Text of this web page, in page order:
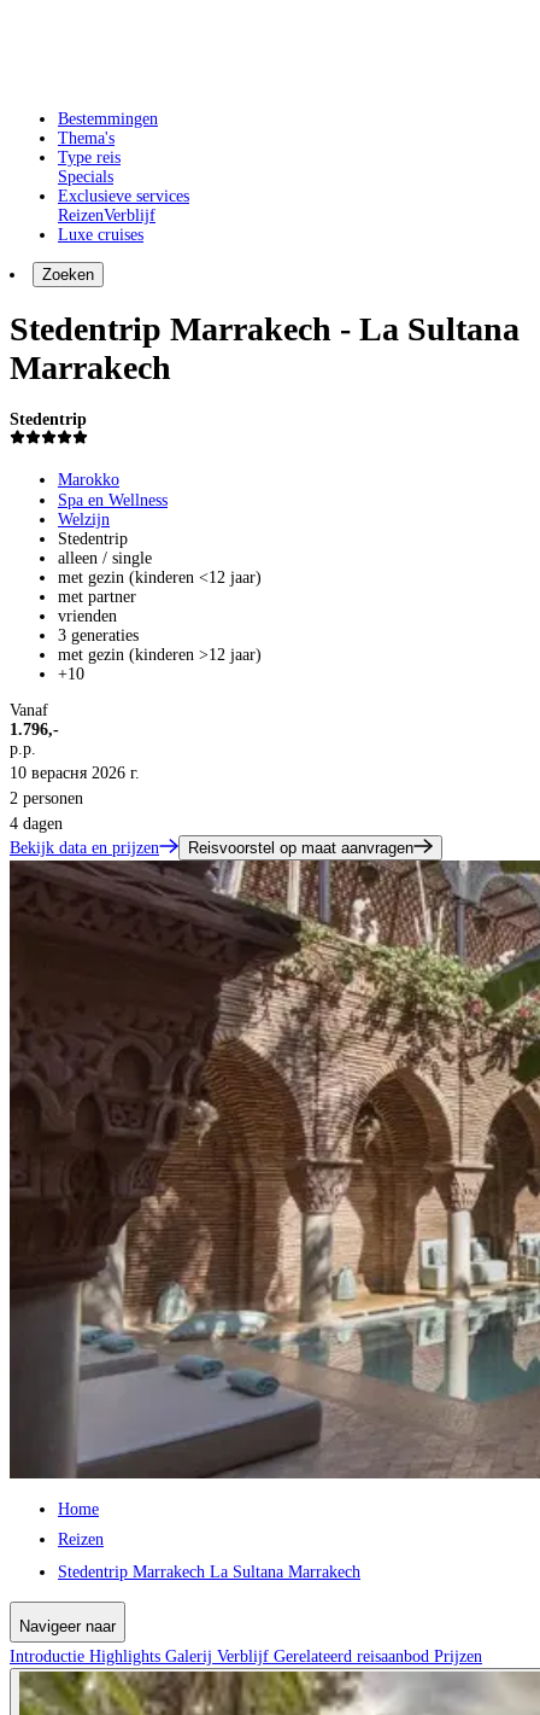
Bestemmingen
Thema's
Type reis
Specials
Exclusieve services
ReizenVerblijf
Luxe cruises
Zoeken
Stedentrip Marrakech - La Sultana
Marrakech
Stedentrip
Marokko
Spa en Wellness
Welzijn
Stedentrip
alleen / single
met gezin (kinderen <12 jaar)
met partner
vrienden
3 generaties
met gezin (kinderen >12 jaar)
+10
Vanaf
1.796,-
p.p.
10 верасня 2026 г.
2 personen
4 dagen
Bekijk data en prijzen
Reisvoorstel op maat aanvragen
Home
Reizen
Stedentrip Marrakech La Sultana Marrakech
Navigeer naar
Introductie Highlights Galerij Verblijf Gerelateerd reisaanbod Prijzen